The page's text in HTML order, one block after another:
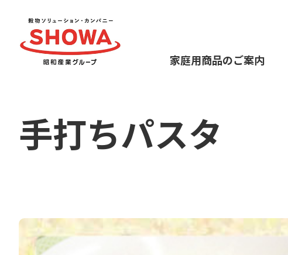
家庭用商品のご案内
手打ちパスタ